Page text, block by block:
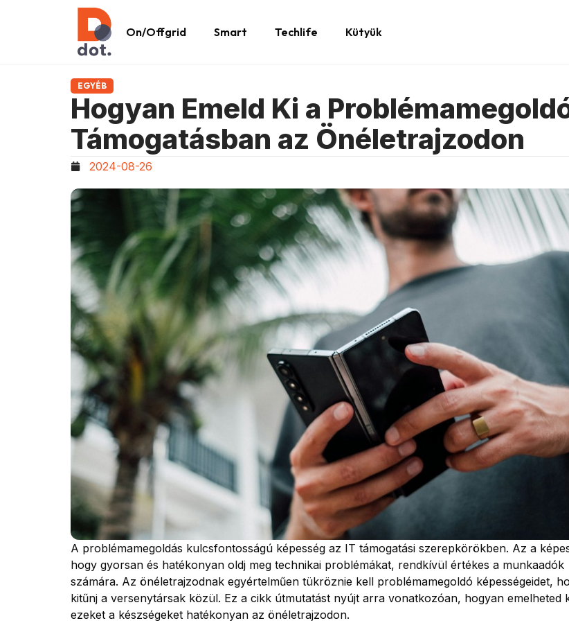
On/Offgrid Smart Techlife Kütyük
EGYÉB
Hogyan Emeld Ki a
Támogatásban az Önéletrajzodon
2024-08-26
A problémamegoldás kulcsfontosságú képesség az IT támogatási szerepkörökben. Az a
hogy gyorsan és hatékonyan oldj meg technikai problémákat, rendkívül értékes a munkaadók
számára. Az önéletrajzodnak egyértelműen tükröznie kell problémamegoldó képességeidet,
kitűnj a versenytársak közül. Ez a cikk útmutatást nyújt arra vonatkozóan, hogyan emelheted
ezeket a készségeket hatékonyan az önéletrajzodon.